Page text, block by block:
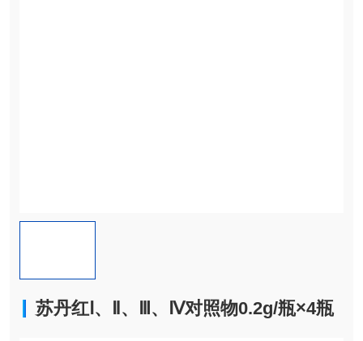
苏丹红Ⅰ、Ⅱ、Ⅲ、Ⅳ对照物0.2g/瓶×4瓶